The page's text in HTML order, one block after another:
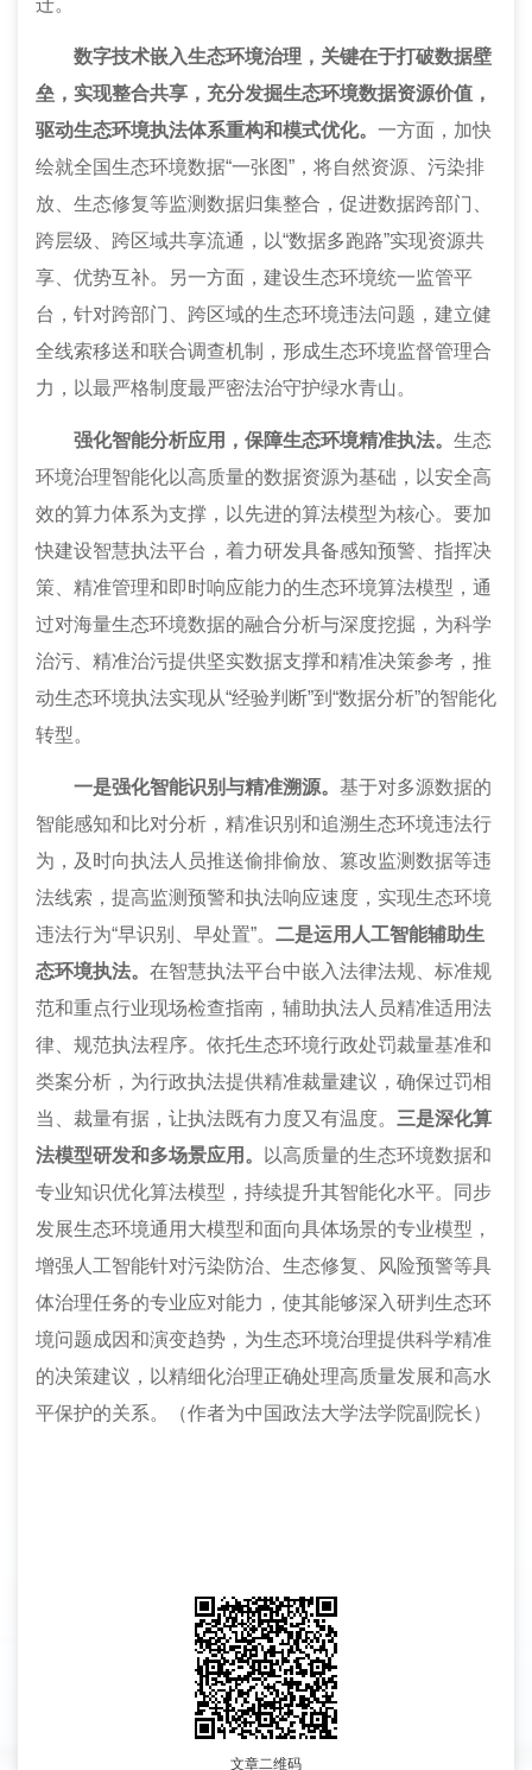
数字技术嵌入生态环境治理，关键在于打破数据壁
垒，实现整合共享，充分发掘生态环境数据资源价值，
驱动生态环境执法体系重构和模式优化。 一方面，加快
绘就全国生态环境数据“一张图”，将自然资源、污染排
放、生态修复等监测数据归集整合，促进数据跨部门、
跨层级、跨区域共享流通，以“数据多跑路”实现资源共
享、优势互补。另一方面，建设生态环境统一监管平
台，针对跨部门、跨区域的生态环境违法问题，建立健
全线索移送和联合调查机制，形成生态环境监督管理合
力，以最严格制度最严密法治守护绿水青山。
强化智能分析应用，保障生态环境精准执法。 生态
环境治理智能化以高质量的数据资源为基础，以安全高
效的算力体系为支撑，以先进的算法模型为核心。要加
快建设智慧执法平台，着力研发具备感知预警、指挥决
策、精准管理和即时响应能力的生态环境算法模型，通
过对海量生态环境数据的融合分析与深度挖掘，为科学
治污、精准治污提供坚实数据支撑和精准决策参考，推
动生态环境执法实现从“经验判断”到“数据分析”的智能化
转型。
一是强化智能识别与精准溯源。 基于对多源数据的
智能感知和比对分析，精准识别和追溯生态环境违法行
为，及时向执法人员推送偷排偷放、篡改监测数据等违
法线索，提高监测预警和执法响应速度，实现生态环境
违法行为“早识别、早处置”。 二是运用人工智能辅助生
态环境执法。 在智慧执法平台中嵌入法律法规、标准规
范和重点行业现场检查指南，辅助执法人员精准适用法
律、规范执法程序。依托生态环境行政处罚裁量基准和
类案分析，为行政执法提供精准裁量建议，确保过罚相
当、裁量有据，让执法既有力度又有温度。 三是深化算
法模型研发和多场景应用。
以高质量的生态环境数据和
专业知识优化算法模型，持续提升其智能化水平。同步
发展生态环境通用大模型和面向具体场景的专业模型，
增强人工智能针对污染防治、生态修复、风险预警等具
体治理任务的专业应对能力，使其能够深入研判生态环
境问题成因和演变趋势，为生态环境治理提供科学精准
的决策建议，以精细化治理正确处理高质量发展和高水
平保护的关系。（作者为中国政法大学法学院副院长）
文章二维码